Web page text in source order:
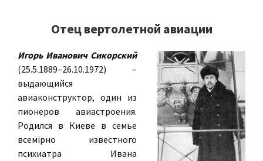
Отец вертолетной авиации
Игорь Иванович Сикорский
(25.5.1889–26.10.1972) –
выдающийся
авиаконструктор, один из
пионеров авиастроения.
Родился в Киеве в семье
всемiрно известного
психиатра Ивана